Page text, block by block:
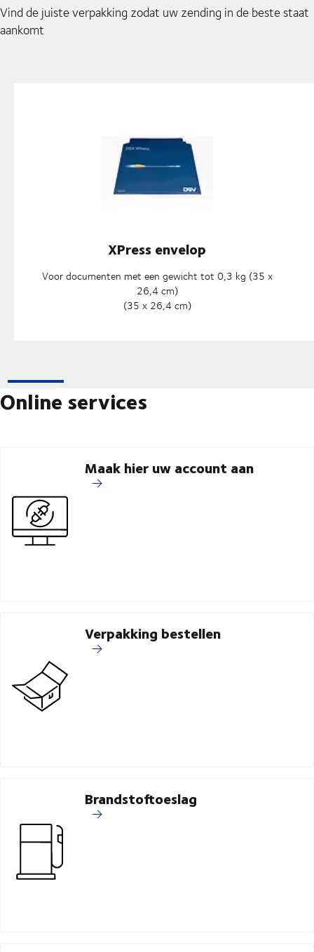
Vind de juiste verpakking zodat uw zending in de beste staat
aankomt
XPress envelop
Voor documenten met een gewicht tot 0,3 kg (35 x
26,4 cm)
(35 x 26,4 cm)
Online services
Maak hier uw account aan
Verpakking bestellen
Brandstoftoeslag